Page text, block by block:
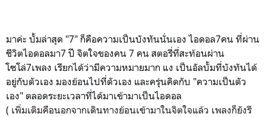
มาค่ะ บั้มล่าสุด "7" ก็คือความเป็นบังทันนั่นเอง ไอดอล7คน ที่ผ่าน
ชีวิตไอดอลมา7 ปี จิตใจของคน 7 คน สตอรี่ที่สะท้อนผ่าน
โซโล่7เพลง เรียกได้ว่ามีความหมายมาก แง เป็นอัลบั้มที่บังทันได้
อยู่กับตัวเอง มองย้อนไปที่ตัวเอง และครุ่นคิดกับ "ความเป็นตัว
เอง" ตลอดระยะเวลาที่ได้มาเข้ามาเป็นไอดอล
( เพิ่มเติมคือนอกจากเดินทางย้อนเข้ามาในจิตใจแล้ว เพลงก็ยังรี